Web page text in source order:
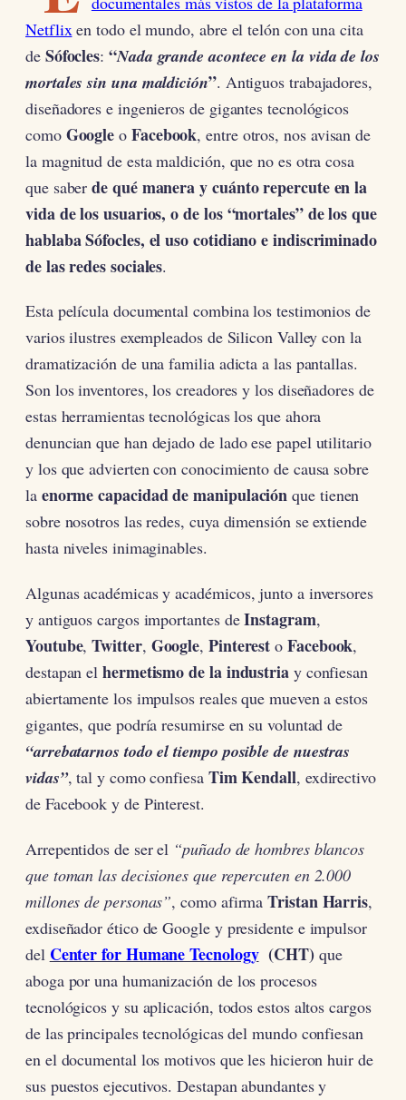
Netflix en todo el mundo, abre el telón con una cita
de Sófocles: “Nada grande acontece en la vida de los
mortales sin una maldición”. Antiguos trabajadores,
diseñadores e ingenieros de gigantes tecnológicos
como Googleo Facebook, entre otros, nos avisan de
la magnitud de esta maldición, que no es otra cosa
que saber de qué manera y cuánto repercute en la
vida de los usuarios, o de los “mortales” de los que
hablaba Sófocles, el uso cotidiano e indiscriminado
de las redes sociales.
Esta película documental combina los testimonios de
varios ilustres exempleados de Silicon Valley con la
dramatización de una familia adicta a las pantallas.
Son los inventores, los creadores y los diseñadores de
estas herramientas tecnológicas los que ahora
denuncian que han dejado de lado ese papel utilitario
y los que advierten con conocimiento de causa sobre
la enorme capacidad de manipulaciónque tienen
sobre nosotros las redes, cuya dimensión se extiende
hasta niveles inimaginables.
Algunas académicas y académicos, junto a inversores
y antiguos cargos importantes deInstagram,
Youtube,Twitter, Google, PinterestoFacebook,
destapan elhermetismo de la industria y confiesan
abiertamente los impulsos reales que mueven a estos
gigantes, que podría resumirse en su voluntad de
“arrebatarnos todo el tiempo posible de nuestras
vidas”, tal y como confiesa Tim Kendall, exdirectivo
de Facebook y de Pinterest.
Arrepentidos de ser el “puñado de hombres blancos
que toman las decisiones que repercuten en 2.000
millones de personas”, como afirmaTristan Harris,
exdiseñador ético de Google y presidente e impulsor
del Center for Humane Tecnology (CHT) que
aboga por una humanización de los procesos
tecnológicos y su aplicación, todos estos altos cargos
de las principales tecnológicas del mundo confiesan
en el documental los motivos que les hicieron huir de
sus puestos ejecutivos. Destapan abundantes y